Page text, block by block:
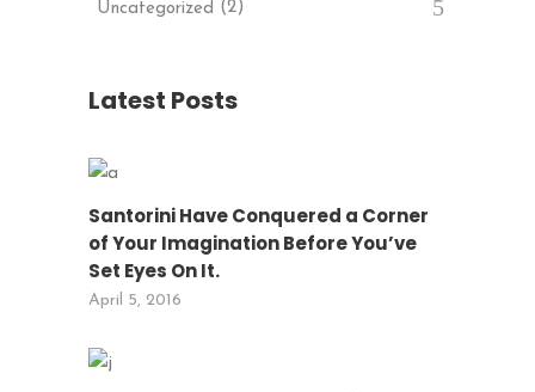
Uncategorized (2)
Latest Posts
Santorini Have Conquered a Corner
of Your Imagination Before You’ve
Set Eyes On It.
April 5, 2016